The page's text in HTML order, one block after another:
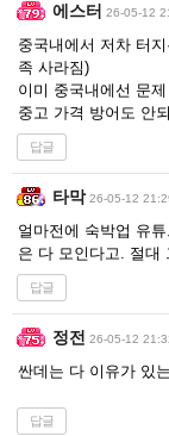
에스터 26-05-12
중국내에서 저차 터
족 사라짐)
이미 중국내에선 문
중고 가격 방어도 안
답글
타막 26-05-12
얼마전에 숙박업 유
은 다 모인다고. 절대
답글
정전 26-05-12
싼데는 다 이유가 있
답글